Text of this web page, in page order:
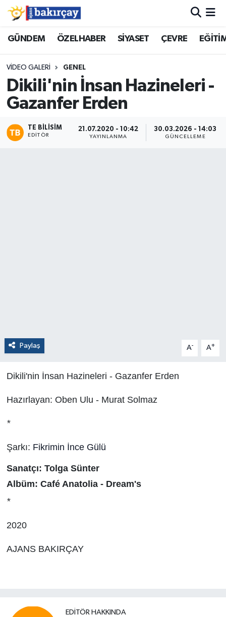
GÜNDEM ÖZELHABER SİYASET ÇEVRE
VIDEO GALERI GENEL
Dikili'nin İnsan Hazineleri -
Gazanfer Erden
TE BILISIM
EDITÖR
21.07.2020 - 10:42
YAYINLANMA
30.03.2026 - 14:03
GÜNCELLEME
Paylaş A- A+
Dikili'nin İnsan Hazineleri - Gazanfer Erden
Hazırlayan: Oben Ulu - Murat Solmaz
*
Şarkı: Fikrimin İnce Gülü
Sanatçı: Tolga Sünter
Albüm: Café Anatolia - Dream's
*
2020
AJANS BAKIRÇAY
EDITÖR HAKKINDA
İzmir Nöbetçi Eczaneler
İzmir Hava Durumu
İzmir Namaz Vakitleri
Süper Lig Puan Durumu ve Fikstür